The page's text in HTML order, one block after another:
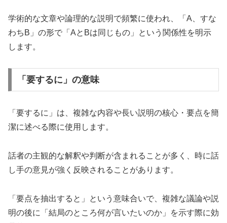
学術的な文章や論理的な説明で頻繁に使われ、「A、すな
わちB」の形で「AとBは同じもの」という関係性を明示
します。
「要するに」の意味
「要するに」は、複雑な内容や長い説明の核心・要点を簡
潔に述べる際に使用します。
話者の主観的な解釈や判断が含まれることが多く、時に話
し手の意見が強く反映されることがあります。
「要点を抽出すると」という意味合いで、複雑な議論や説
明の後に「結局のところ何が言いたいのか」を示す際に効